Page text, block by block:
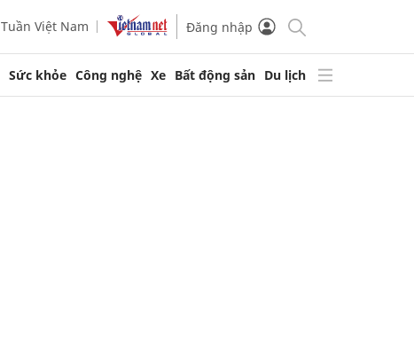
Tuần Việt Nam Đăng nhập
Sức khỏe Công nghệ Xe Bất động sản Du lịch